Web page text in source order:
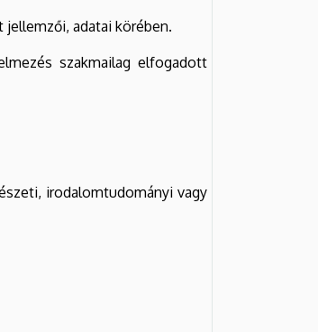
adatai körében.
szakmailag elfogadott
irodalomtudományi vagy